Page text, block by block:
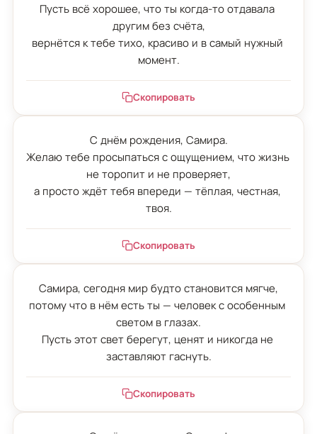
Пусть всё хорошее, что ты когда-то отдавала
другим без счёта,
вернётся к тебе тихо, красиво и в самый нужный
момент.
Скопировать
С днём рождения, Самира.
Желаю тебе просыпаться с ощущением, что жизнь
не торопит и не проверяет,
а просто ждёт тебя впереди — тёплая, честная,
твоя.
Скопировать
Самира, сегодня мир будто становится мягче,
потому что в нём есть ты — человек с особенным
светом в глазах.
Пусть этот свет берегут, ценят и никогда не
заставляют гаснуть.
Скопировать